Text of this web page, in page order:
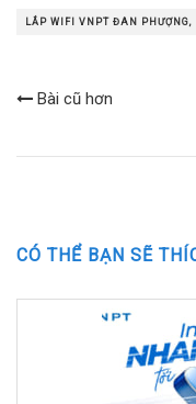
LẮP WIFI VNPT ĐAN PHƯỢNG,
Bài cũ hơn
CÓ THỂ BẠN SẼ